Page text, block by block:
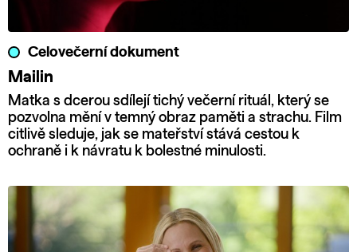
Celovečerní dokument
Mailin
Matka s dcerou sdílejí tichý večerní rituál, který se
pozvolna mění v temný obraz paměti a strachu. Film
citlivě sleduje, jak se mateřství stává cestou k
ochraně i k návratu k bolestné minulosti.